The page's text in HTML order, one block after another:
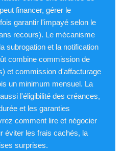
financer, gérer le
garantir l'impayé selon le
recours). Le mécanisme
subrogation et la notification
combine commission de
et commission d'affacturage
un minimum mensuel. La
l'éligibilité des créances,
et les garanties
comment lire et négocier
éviter les frais cachés, la
surprises.